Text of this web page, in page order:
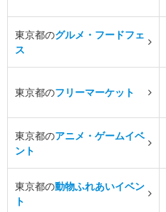
東京都のグルメ・フードフェ
ス
東京都のフリーマーケット
東京都のアニメ・ゲームイベ
ント
東京都の動物ふれあいイベン
ト